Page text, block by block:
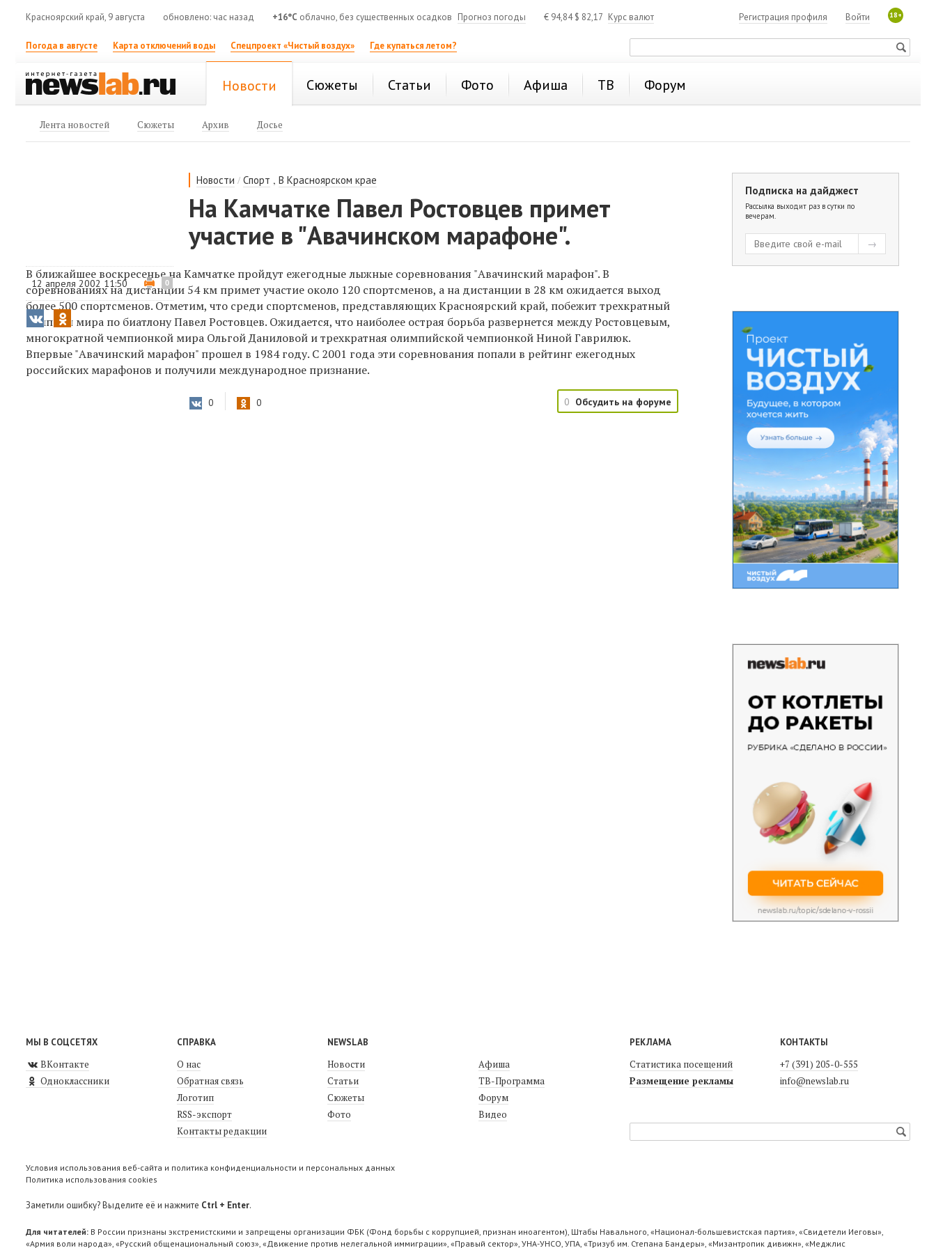
Красноярский край, 9 августа обновлено: час назад +16°C облачно, без существенных осадков Прогноз погоды € 94,84$ 82,17 Курс валют 18+
Войти
Регистрация профиля
Погода в августе Карта отключений воды Спецпроект «Чистый воздух» Где купаться летом?
Новости Сюжеты Статьи Фото Афиша ТВ Форум
Лента новостей Сюжеты Архив Досье
Новости /Спорт ,В Красноярском крае
На Камчатке Павел Ростовцев примет
участие в "Авачинском марафоне".
12 апреля 2002 11:50 0
В ближайшее воскресенье на Камчатке пройдут ежегодные лыжные соревнования "Авачинский марафон". В
соревнованиях на дистанции 54 км примет участие около 120 спортсменов, а на дистанции в 28 км ожидается выход
более 500 спортсменов. Отметим, что среди спортсменов, представляющих Красноярский край, побежит трехкратный
чемпион мира по биатлону Павел Ростовцев. Ожидается, что наиболее острая борьба развернется между Ростовцевым,
многократной чемпионкой мира Ольгой Даниловой и трехкратная олимпийской чемпионкой Ниной Гаврилюк.
Впервые "Авачинский марафон" прошел в 1984 году. С 2001 года эти соревнования попали в рейтинг ежегодных
российских марафонов и получили международное признание.
0 0 0 Обсудить на форуме
Подписка на дайджест
Рассылка выходит раз в сутки по
вечерам.
МЫ В СОЦСЕТЯХ
ВКонтакте
Одноклассники
СПРАВКА
О нас
Обратная связь
Логотип
RSS-экспорт
Контакты редакции
NEWSLAB
Новости
Статьи
Сюжеты
Фото
Афиша
ТВ-Программа
Форум
Видео
РЕКЛАМА
Статистика посещений
Размещение рекламы
КОНТАКТЫ
+7 (391) 205-0-555
info@newslab.ru
Условия использования веб-сайта и политика конфиденциальности и персональных данных
Политика использования cookies
Заметили ошибку? Выделите её и нажмите Ctrl + Enter.
Для читателей: В России признаны экстремистскими и запрещены организации ФБК (Фонд борьбы с коррупцией, признан иноагентом), Штабы Навального, «Национал-большевистская партия», «Свидетели Иеговы»,
«Армия воли народа», «Русский общенациональный союз», «Движение против нелегальной иммиграции», «Правый сектор», УНА-УНСО, УПА, «Тризуб им. Степана Бандеры», «Мизантропик дивижн», «Меджлис